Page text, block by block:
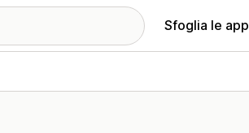
Sfoglia le app